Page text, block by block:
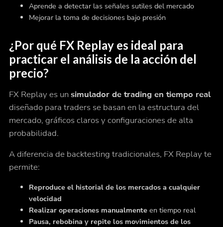
Aprende a detectar las señales sutiles del mercado
Mejorar la toma de decisiones bajo presión
¿Por qué FX Replay es ideal para
practicar el análisis de la acción del
precio?
FX Replay es un simulador de trading en tiempo real
diseñado para traders se basan en la estructura del
mercado, gráficos claros y configuraciones de alta
probabilidad.
A diferencia de backtesting tradicionales, FX Replay te
permite:
Reproduce el historial de los mercados a cualquier
velocidad
Realizar operaciones manualmenteen tiempo real
Pausa, rebobina y repite los movimientos de los